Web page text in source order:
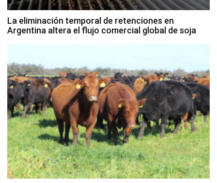
La eliminación temporal de retenciones en
Argentina altera el flujo comercial global de soja